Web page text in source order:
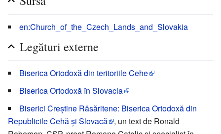
en:Church_of_the_Czech_Lands_and_Slovakia
Legături externe
Biserica Ortodoxă din teritoriile Cehe
Biserica Ortodoxă în Slovacia
Biserici Creștine Răsăritene: Biserica Ortodoxă din
Republicile Cehă și Slovacă
, un text de Ronald